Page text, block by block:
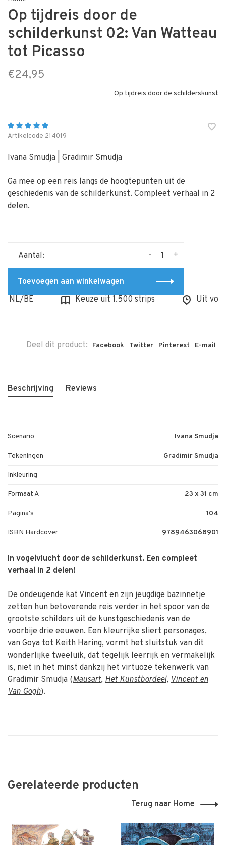
Op tijdreis door de
schilderkunst 02: Van Watteau
tot Picasso
€24,95
Op tijdreis door de schilderskunst
Artikelcode 214019
Ivana Smudja | Gradimir Smudja
Ga mee op een reis langs de hoogtepunten uit de
geschiedenis van de schilderkunst. Compleet verhaal in 2
delen.
Aantal: +
-
Toevoegen aan winkelwagen
BE
Keuze uit 1.500 strips Uit
Deel dit product: Facebook Twitter Pinterest E-mail
Beschrijving Reviews
Scenario Ivana Smudja
Tekeningen Gradimir Smudja
Inkleuring
Formaat A 23 x 31 cm
Pagina's 104
ISBN Hardcover 9789463068901
In vogelvlucht door de schilderkunst. Een compleet
verhaal in 2 delen!
De ondeugende kat Vincent en zijn jeugdige bazinnetje
zetten hun betoverende reis verder in het spoor van de
grootste schilders uit de kunstgeschiedenis van de
voorbije drie eeuwen. Een kleurrijke sliert personages,
van Goya tot Keith Haring, vormt het sluitstuk van dit
wonderlijke tweeluik, dat tegelijk leerrijk en vermakelijk
is, niet in het minst dankzij het virtuoze tekenwerk van
Gradimir Smudja (Mausart, Het Kunstbordeel, Vincent en
Van Gogh).
Gerelateerde producten
Terug naar Home